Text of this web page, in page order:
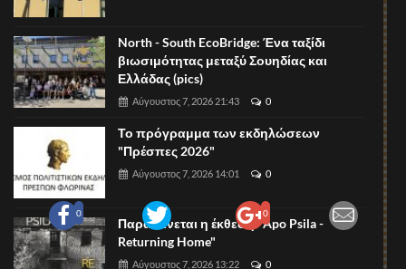
0 0
North - South EcoBridge: Ένα ταξίδι
βιωσιμότητας μεταξύ Σουηδίας και
Ελλάδας (pics)
Αύγουστος 7, 2026 21:43 0
Το πρόγραμμα των εκδηλώσεων
"Πρέσπες 2026"
Αύγουστος 7, 2026 14:01 0
Παρατείνεται η έκθεση "Apo Psila -
Returning Home"
Αύγουστος 7, 2026 13:22 0